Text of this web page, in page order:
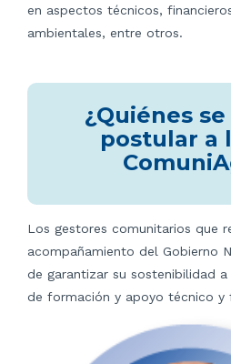
en aspectos técnicos,
ambientales, entre otros.
¿Quiénes
postular a
Los gestores comunitarios que
acompañamiento del Gobierno
de garantizar su sostenibilidad
de formación y apoyo técnico y